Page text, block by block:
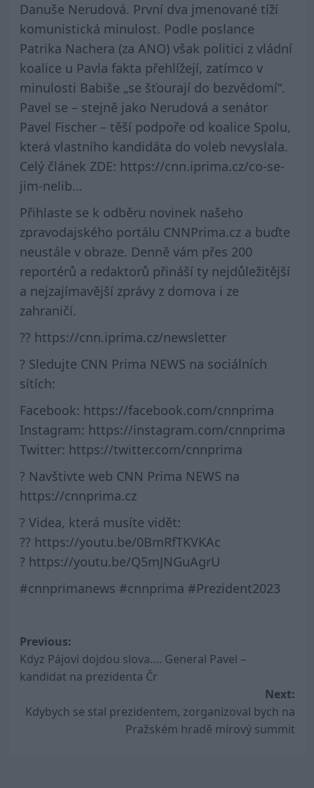
Danuše Nerudová. První dva jmenované tíží
komunistická minulost. Podle poslance
Patrika Nachera (za ANO) však politici z vládní
koalice u Pavla fakta přehlížejí, zatímco v
minulosti Babiše „se šťourají do bezvědomí“.
Pavel se – stejně jako Nerudová a senátor
Pavel Fischer – těší podpoře od koalice Spolu,
která vlastního kandidáta do voleb nevyslala.
Celý článek ZDE: https://cnn.iprima.cz/co-se-
jim-nelib…
Přihlaste se k odběru novinek našeho
zpravodajského portálu CNNPrima.cz a buďte
neustále v obraze. Denně vám přes 200
reportérů a redaktorů přináší ty nejdůležitější
a nejzajímavější zprávy z domova i ze
zahraničí.
?? https://cnn.iprima.cz/newsletter
? Sledujte CNN Prima NEWS na sociálních
sítích:
Facebook: https://facebook.com/cnnprima
Instagram: https://instagram.com/cnnprima
Twitter: https://twitter.com/cnnprima
? Navštivte web CNN Prima NEWS na
https://cnnprima.cz
? Videa, která musíte vidět:
?? https://youtu.be/0BmRfTKVKAc
? https://youtu.be/Q5mJNGuAgrU
#cnnprimanews #cnnprima #Prezident2023
Post
navigation
Previous:
Kdyz Pájovi dojdou slova…. General Pavel –
kandidat na prezidenta Čr
Next:
Kdybych se stal prezidentem, zorganizoval bych na
Pražském hradě mírový summit